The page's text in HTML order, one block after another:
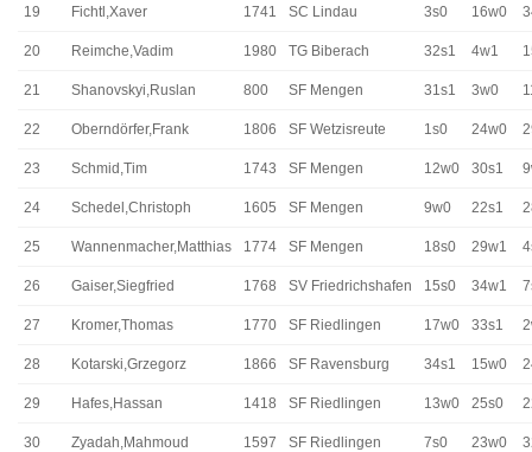
19 Fichtl,Xaver 1741 SC Lindau 3s0 16w0
20 Reimche,Vadim 1980 TG Biberach 32s1 4w1
21 Shanovskyi,Ruslan 800 SF Mengen 31s1 3w0
22 Oberndörfer,Frank 1806 SF Wetzisreute 1s0 24w0
23 Schmid,Tim 1743 SF Mengen 12w0 30s1
24 Schedel,Christoph 1605 SF Mengen 9w0 22s1
25 Wannenmacher,Matthias 1774 SF Mengen 18s0 29w1
26 Gaiser,Siegfried 1768 SV Friedrichshafen 15s0 34w1
27 Kromer,Thomas 1770 SF Riedlingen 17w0 33s1
28 Kotarski,Grzegorz 1866 SF Ravensburg 34s1 15w0
29 Hafes,Hassan 1418 SF Riedlingen 13w0 25s0
30 Zyadah,Mahmoud 1597 SF Riedlingen 7s0 23w0